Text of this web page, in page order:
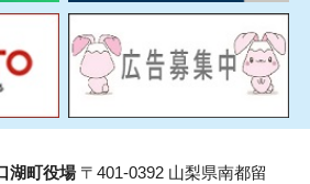
湖町役場〒401-0392 山梨県南都留